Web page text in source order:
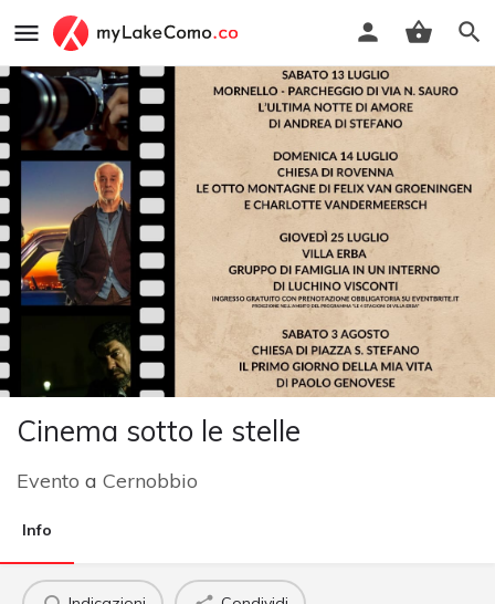
Cinema sotto le stelle
Evento a Cernobbio
Info